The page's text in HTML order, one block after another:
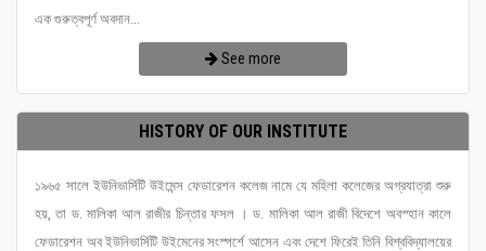
এক গুরুত্বপূর্ণ অবদান...
See more
HISTORY OF OUR INSTITUTE
১৯৬৫ সালে ইউনিভার্সিটি উইমেন্স ফেডারেশন কলেজ নামে যে মহিলা কলেজের অগ্রযাত্রা শুরু
হয়, তা ড. মালিকা আল রাজীর চিন্তার ফসল । ড. মালিকা আল রাজী বিদেশে অবস্হান কালে
ফেডারেশন অব ইউনিভার্সিটি উইমেনের সংস্পর্শে আসেন এবং দেশে ফিরেই তিনি বিশ্ববিদ্যালয়ের